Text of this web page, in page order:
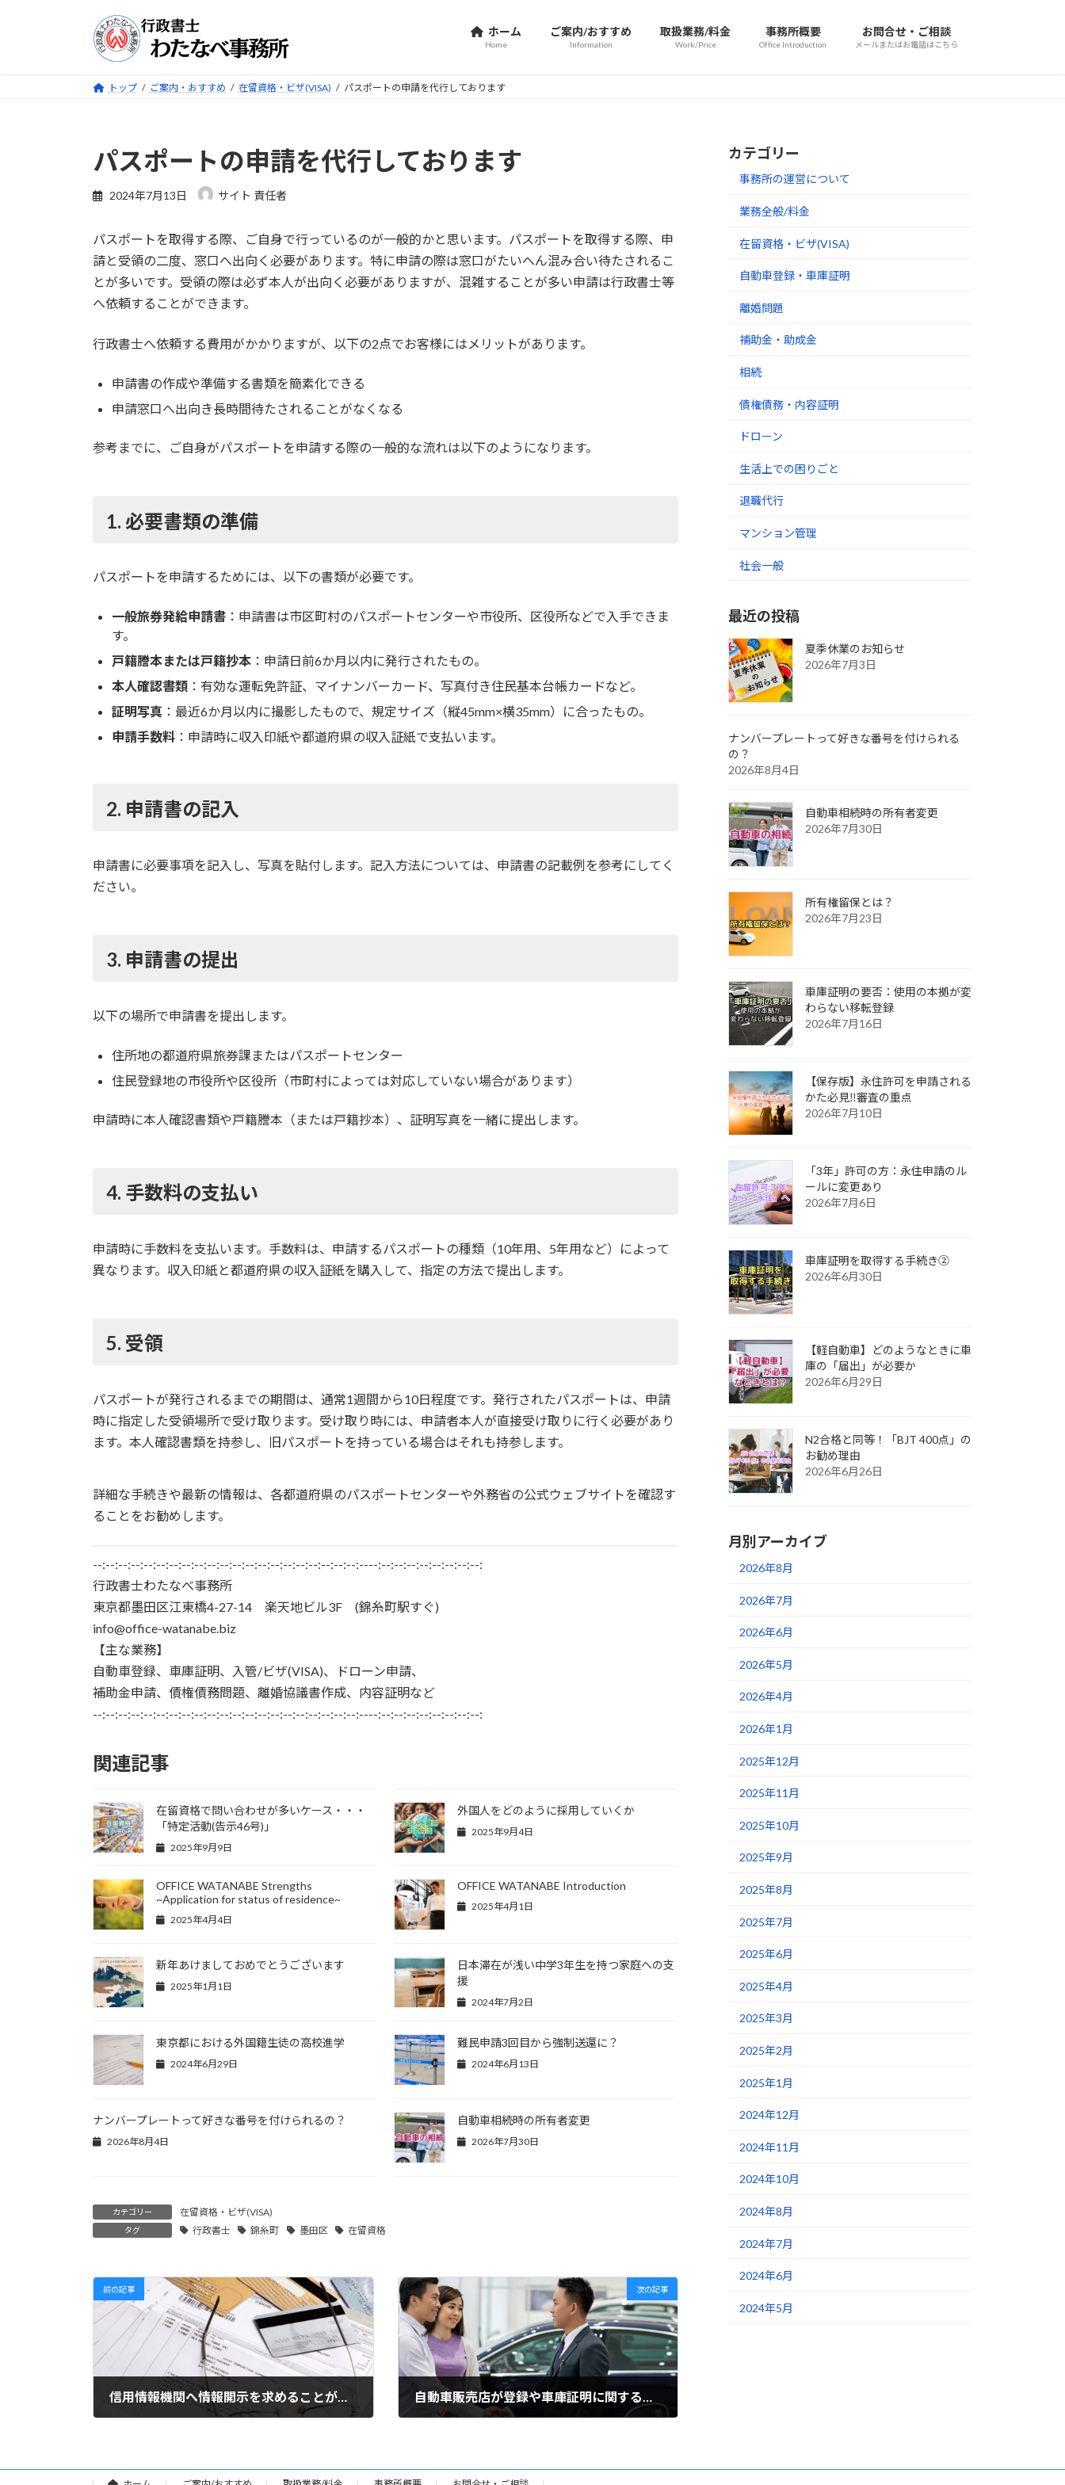
ホーム
Home
ご案内/おすすめ
Information
取扱業務/料金
Work/Price
事務所概要
Office Introduction
お問合せ・ご相談
メールまたはお電話はこちら
トップ ご案内・おすすめ 在留資格・ビザ(VISA) パスポートの申請を代行しております
パスポートの申請を代行しております
2024年7月13日 サイト 責任者
パスポートを取得する際、ご自身で行っているのが一般的かと思います。パスポートを取得する際、申
請と受領の二度、窓口へ出向く必要があります。特に申請の際は窓口がたいへん混み合い待たされるこ
とが多いです。受領の際は必ず本人が出向く必要がありますが、混雑することが多い申請は行政書士等
へ依頼することができます。
行政書士へ依頼する費用がかかりますが、以下の2点でお客様にはメリットがあります。
申請書の作成や準備する書類を簡素化できる
申請窓口へ出向き長時間待たされることがなくなる
参考までに、ご自身がパスポートを申請する際の一般的な流れは以下のようになります。
1. 必要書類の準備
パスポートを申請するためには、以下の書類が必要です。
一般旅券発給申請書 ：申請書は市区町村のパスポートセンターや市役所、区役所などで入手できま
す。
戸籍謄本または戸籍抄本 ：申請日前6か月以内に発行されたもの。
本人確認書類 ：有効な運転免許証、マイナンバーカード、写真付き住民基本台帳カードなど。
証明写真 ：最近6か月以内に撮影したもので、規定サイズ（縦45mm×横35mm）に合ったもの。
申請手数料 ：申請時に収入印紙や都道府県の収入証紙で支払います。
2. 申請書の記入
申請書に必要事項を記入し、写真を貼付します。記入方法については、申請書の記載例を参考にしてく
ださい。
3. 申請書の提出
以下の場所で申請書を提出します。
住所地の都道府県旅券課またはパスポートセンター
住民登録地の市役所や区役所（市町村によっては対応していない場合があります）
申請時に本人確認書類や戸籍謄本（または戸籍抄本）、証明写真を一緒に提出します。
4. 手数料の支払い
申請時に手数料を支払います。手数料は、申請するパスポートの種類（10年用、5年用など）によって
異なります。収入印紙と都道府県の収入証紙を購入して、指定の方法で提出します。
5. 受領
パスポートが発行されるまでの期間は、通常1週間から10日程度です。発行されたパスポートは、申請
時に指定した受領場所で受け取ります。受け取り時には、申請者本人が直接受け取りに行く必要があり
ます。本人確認書類を持参し、旧パスポートを持っている場合はそれも持参します。
詳細な手続きや最新の情報は、各都道府県のパスポートセンターや外務省の公式ウェブサイトを確認す
ることをお勧めします。
--:--:--:--:--:--:--:--:--:--:--:--:--:--:--:--:--:--:--:--:--:----:--:--:--:--:--:--:--:--:
行政書士わたなべ事務所
東京都墨田区江東橋4-27-14 楽天地ビル3F (錦糸町駅すぐ)
info@office-watanabe.biz
【主な業務】
自動車登録、車庫証明、入管/ビザ(VISA)、ドローン申請、
補助金申請、債権債務問題、離婚協議書作成、内容証明など
--:--:--:--:--:--:--:--:--:--:--:--:--:--:--:--:--:--:--:--:--:----:--:--:--:--:--:--:--:--:
関連記事
在留資格で問い合わせが多いケース・・・
「特定活動(告示46号)」
2025年9月9日
外国人をどのように採用していくか
2025年9月4日
OFFICE WATANABE Strengths
~Application for status of residence~
2025年4月4日
OFFICE WATANABE Introduction
2025年4月1日
新年あけましておめでとうございます
2025年1月1日
日本滞在が浅い中学3年生を持つ家庭への支
援
2024年7月2日
東京都における外国籍生徒の高校進学
2024年6月29日
難民申請3回目から強制送還に？
2024年6月13日
ナンバープレートって好きな番号を付けられるの？
2026年8月4日
自動車相続時の所有者変更
2026年7月30日
カテゴリー 在留資格・ビザ(VISA)
タグ 行政書士 錦糸町 墨田区 在留資格
前の記事
信用情報機関へ情報開示を求めることができます
次の記事
自動車販売店が登録や車庫証明に関する書類を作ることは...
カテゴリー
事務所の運営について
業務全般/料金
在留資格・ビザ(VISA)
自動車登録・車庫証明
離婚問題
補助金・助成金
相続
債権債務・内容証明
ドローン
生活上での困りごと
退職代行
マンション管理
社会一般
最近の投稿
夏季休業のお知らせ
2026年7月3日
ナンバープレートって好きな番号を付けられる
の？
2026年8月4日
自動車相続時の所有者変更
2026年7月30日
所有権留保とは？
2026年7月23日
車庫証明の要否：使用の本拠が変
わらない移転登録
2026年7月16日
【保存版】永住許可を申請される
かた必見‼審査の重点
2026年7月10日
「3年」許可の方：永住申請のル
ールに変更あり
2026年7月6日
車庫証明を取得する手続き②
2026年6月30日
【軽自動車】どのようなときに車
庫の「届出」が必要か
2026年6月29日
N2合格と同等！「BJT 400点」の
お勧め理由
2026年6月26日
月別アーカイブ
2026年8月
2026年7月
2026年6月
2026年5月
2026年4月
2026年1月
2025年12月
2025年11月
2025年10月
2025年9月
2025年8月
2025年7月
2025年6月
2025年4月
2025年3月
2025年2月
2025年1月
2024年12月
2024年11月
2024年10月
2024年8月
2024年7月
2024年6月
2024年5月